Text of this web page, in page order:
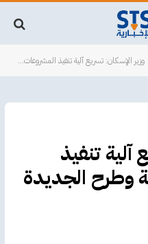
وزير الإسكان: تسريع آلية تنفيذ المشروعات السكنية وطرح الجديدة منها
آلية تنفيذ
وطرح الجديدة